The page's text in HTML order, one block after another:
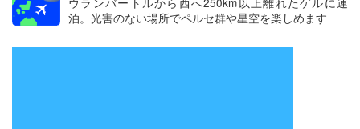
泊。光害のない場所でペルセ群や星空を楽しめます